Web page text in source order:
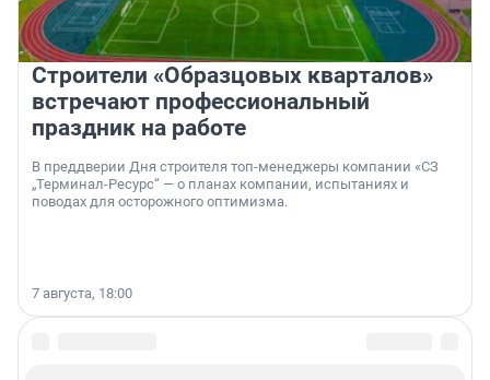
Строители «Образцовых кварталов»
встречают профессиональный
праздник на работе
В преддверии Дня строителя топ-менеджеры компании «СЗ
„Терминал-Ресурс“ — о планах компании, испытаниях и
поводах для осторожного оптимизма.
7 августа, 18:00